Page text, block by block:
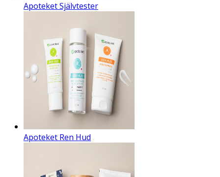
Apoteket Självtester
Apoteket Ren Hud